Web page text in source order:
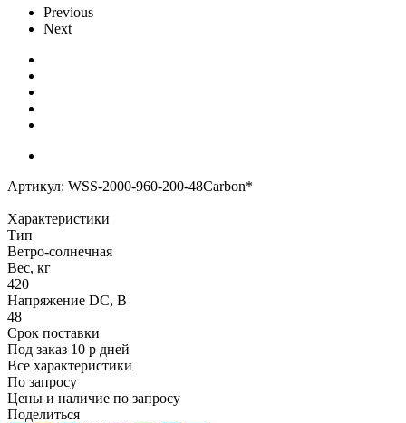
Previous
Next
Артикул: WSS-2000-960-200-48Carbon*
Характеристики
Тип
Ветро-солнечная
Вес, кг
420
Напряжение DC, В
48
Срок поставки
Под заказ 10 р дней
Все характеристики
По запросу
Цены и наличие по запросу
Поделиться